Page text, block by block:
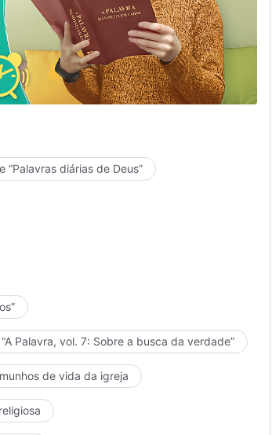
“Palavras diárias de Deus”
Palavra, vol. 7: Sobre a busca da verdade”
de vida da igreja